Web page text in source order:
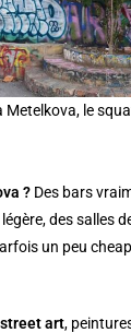
Metelkova, le
? Des bars
des salles
un peu
street art,